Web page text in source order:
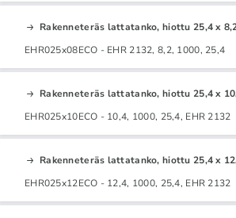
Rakenneteräs lattatanko, hiottu 25,4 x
EHR025x08ECO - EHR 2132, 8,2, 1000, 25,4
Rakenneteräs lattatanko, hiottu 25,4 x
EHR025x10ECO - 10,4, 1000, 25,4, EHR 2132
Rakenneteräs lattatanko, hiottu 25,4 x
EHR025x12ECO - 12,4, 1000, 25,4, EHR 2132